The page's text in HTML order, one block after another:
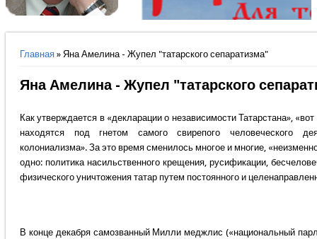
Вы здесь
Главная» Яна Амелина - Жупел "татарского сепаратизма"
Яна Амелина - Жупел "татарского
Как утверждается в «декларации о независимости Татарстана»,
находятся под гнетом самого свирепого человеческого
колониализма». За это время сменилось многое и многие,
одно: политика насильственного крещения, русификации,
физического уничтожения татар путем постоянного и
В конце декабря самозванный Милли меджлис («национальный